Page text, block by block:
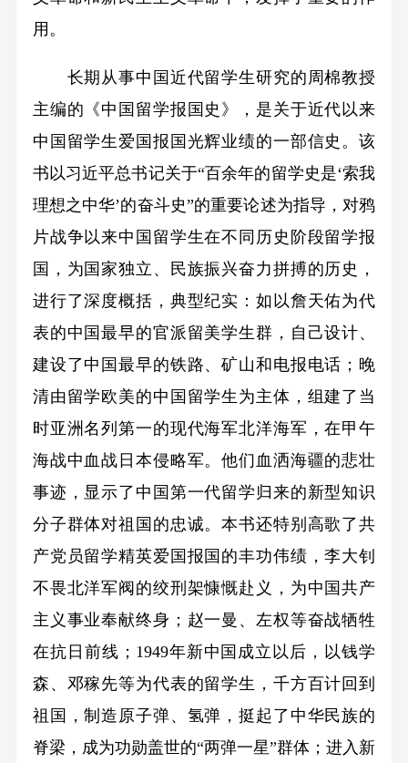
用。
长期从事中国近代留学生研究的周棉教授
主编的《中国留学报国史》，是关于近代以来
中国留学生爱国报国光辉业绩的一部信史。该
书以习近平总书记关于“百余年的留学史是‘索我
理想之中华’的奋斗史”的重要论述为指导，对鸦
片战争以来中国留学生在不同历史阶段留学报
国，为国家独立、民族振兴奋力拼搏的历史，
进行了深度概括，典型纪实：如以詹天佑为代
表的中国最早的官派留美学生群，自己设计、
建设了中国最早的铁路、矿山和电报电话；晚
清由留学欧美的中国留学生为主体，组建了当
时亚洲名列第一的现代海军北洋海军，在甲午
海战中血战日本侵略军。他们血洒海疆的悲壮
事迹，显示了中国第一代留学归来的新型知识
分子群体对祖国的忠诚。本书还特别高歌了共
产党员留学精英爱国报国的丰功伟绩，李大钊
不畏北洋军阀的绞刑架慷慨赴义，为中国共产
主义事业奉献终身；赵一曼、左权等奋战牺牲
在抗日前线；1949年新中国成立以后，以钱学
森、邓稼先等为代表的留学生，千方百计回到
祖国，制造原子弹、氢弹，挺起了中华民族的
脊梁，成为功勋盖世的“两弹一星”群体；进入新